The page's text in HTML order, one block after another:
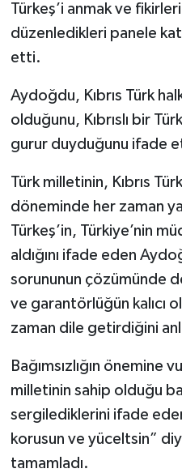
Türkeş’i anmak ve
düzenledikleri panele
etti.
Aydoğdu, Kıbrıs Türk
olduğunu, Kıbrıslı bir
gurur duyduğunu ifade
Türk milletinin, Kıbrıs
döneminde her zaman
Türkeş’in, Türkiye’nin
aldığını ifade eden
sorununun çözümünde
ve garantörlüğün kalıcı
zaman dile getirdiğini
Bağımsızlığın önemine
milletinin sahip olduğu
sergilediklerini ifade
korusun ve yüceltsin”
tamamladı.